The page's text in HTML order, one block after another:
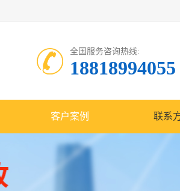
全国服务咨询热线:
18818994055
客户案例 联系